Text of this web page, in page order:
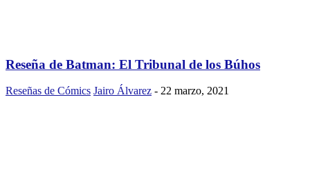
Reseña de Batman: El Tribunal de los Búhos
Reseñas de Cómics Jairo Álvarez - 22 marzo, 2021